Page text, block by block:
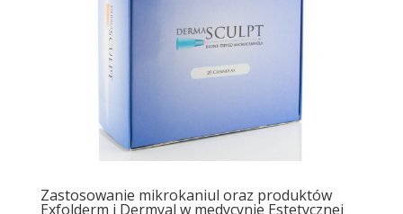
Zastosowanie mikrokaniul oraz produktów
Exfolderm i Dermyal w medycynie Estetycznej